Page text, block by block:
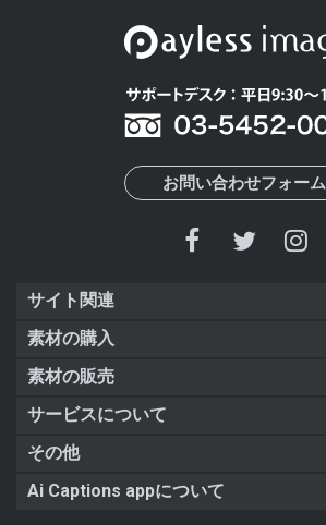
お問い合わせフォーム
サイト関連
素材の購入
素材の販売
サービスについて
その他
Ai Captions appについて